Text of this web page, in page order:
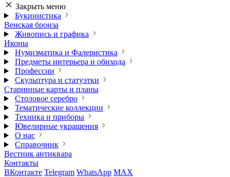
Закрыть меню
Букинистика
Венская бронза
Живопись и графика
Иконы
Нумизматика и Фалеристика
Предметы интерьера и обихода
Профессии
Скульптура и статуэтки
Старинные карты и планы
Столовое серебро
Тематические коллекции
Техника и приборы
Ювелирные украшения
О нас
Справочник
Вестник антиквара
Контакты
ВКонтакте Telegram WhatsApp MAX